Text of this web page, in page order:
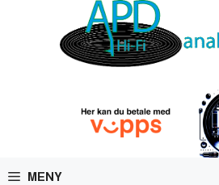
MENY